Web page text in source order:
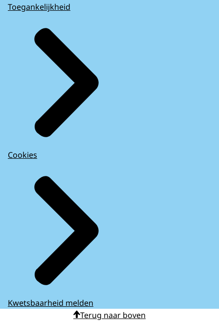
Toegankelijkheid
Cookies
Kwetsbaarheid melden
Terug naar boven